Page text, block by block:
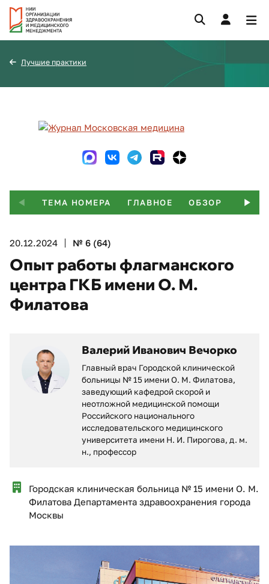
Лучшие практики
ТЕМА НОМЕРА ГЛАВНОЕ ОБЗОР
20.12.2024 № 6 (64)
Опыт работы флагманского
центра ГКБ имени О. М.
Филатова
Валерий Иванович Вечорко
Главный врач Городской клинической
больницы № 15 имени О. М. Филатова,
заведующий кафедрой скорой и
неотложной медицинской помощи
Российского национального
исследовательского медицинского
университета имени Н. И. Пирогова, д. м.
н., профессор
Городская клиническая больница № 15 имени О. М.
Филатова Департамента здравоохранения города
Москвы